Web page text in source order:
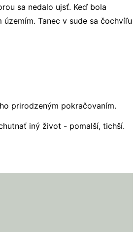
sa nedalo ujsť. Keď bola
Tanec v sude sa čochvíľu
prirodzeným pokračovaním.
iný život - pomalší, tichší.